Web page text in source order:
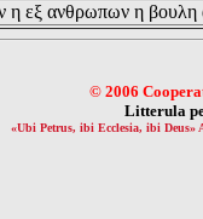
η εξ ανθρωπων η βουλη
© 2006
Litterula
«Ubi Petrus, ibi Ecclesia, ibi Deus»